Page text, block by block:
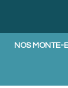
NOS MONTE-